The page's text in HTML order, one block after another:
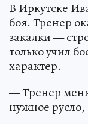
В Иркутске
боя. Тренер
закалки —
только учил
характер.
— Тренер
нужное